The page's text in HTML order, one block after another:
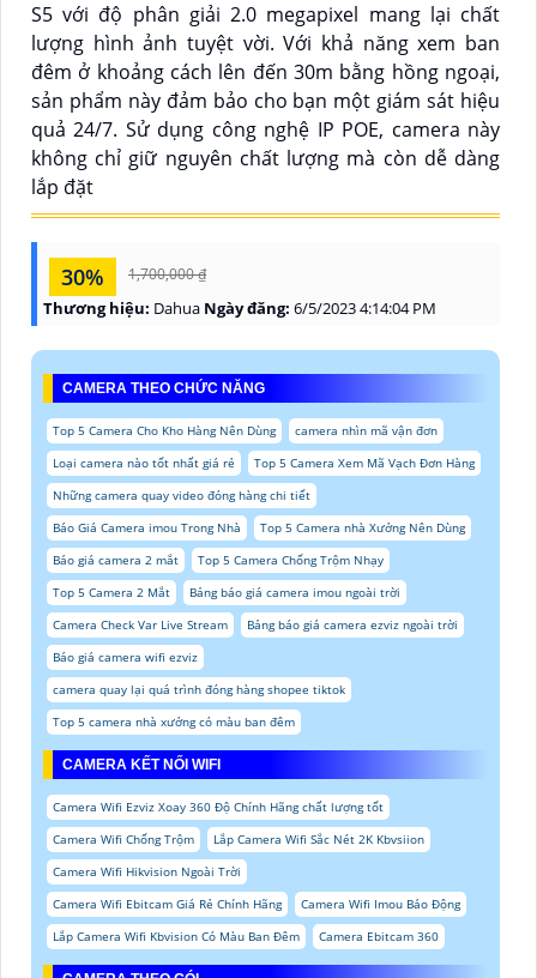
S5 với độ phân giải 2.0 megapixel mang lại chất
lượng hình ảnh tuyệt vời. Với khả năng xem ban
đêm ở khoảng cách lên đến 30m bằng hồng ngoại,
sản phẩm này đảm bảo cho bạn một giám sát hiệu
quả 24/7. Sử dụng công nghệ IP POE, camera này
không chỉ giữ nguyên chất lượng mà còn dễ dàng
lắp đặt
30% 1,700,000 ₫
Thương hiệu: Dahua Ngày đăng: 6/5/2023 4:14:04 PM
CAMERA THEO CHỨC NĂNG
Top 5 Camera Cho Kho Hàng Nên Dùng
camera nhìn mã vận đơn
Loại camera nào tốt nhất giá rẻ
Top 5 Camera Xem Mã Vạch Đơn Hàng
Những camera quay video đóng hàng chi tiết
Báo Giá Camera imou Trong Nhà
Top 5 Camera nhà Xưởng Nên Dùng
Báo giá camera 2 mắt
Top 5 Camera Chống Trộm Nhạy
Top 5 Camera 2 Mắt
Bảng báo giá camera imou ngoài trời
Camera Check Var Live Stream
Bảng báo giá camera ezviz ngoài trời
Báo giá camera wifi ezviz
camera quay lại quá trình đóng hàng shopee tiktok
Top 5 camera nhà xưởng có màu ban đêm
CAMERA KẾT NỐI WIFI
Camera Wifi Ezviz Xoay 360 Độ Chính Hãng chất lượng tốt
Camera Wifi Chống Trộm
Lắp Camera Wifi Sắc Nét 2K Kbvsiion
Camera Wifi Hikvision Ngoài Trời
Camera Wifi Ebitcam Giá Rẻ Chính Hãng
Camera Wifi Imou Báo Động
Lắp Camera Wifi Kbvision Có Màu Ban Đêm
Camera Ebitcam 360